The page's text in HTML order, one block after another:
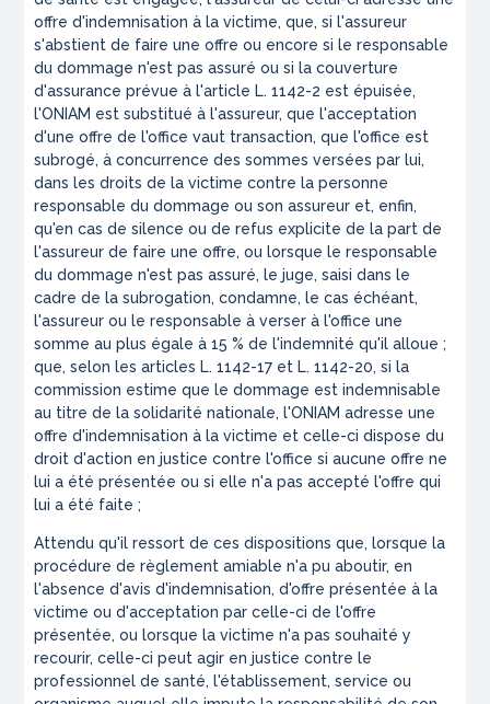
offre d'indemnisation à la victime, que, si l'assureur
s'abstient de faire une offre ou encore si le responsable
du dommage n'est pas assuré ou si la couverture
d'assurance prévue à l'article L. 1142-2 est épuisée,
l'ONIAM est substitué à l'assureur, que l'acceptation
d'une offre de l'office vaut transaction, que l'office est
subrogé, à concurrence des sommes versées par lui,
dans les droits de la victime contre la personne
responsable du dommage ou son assureur et, enfin,
qu'en cas de silence ou de refus explicite de la part de
l'assureur de faire une offre, ou lorsque le responsable
du dommage n'est pas assuré, le juge, saisi dans le
cadre de la subrogation, condamne, le cas échéant,
l'assureur ou le responsable à verser à l'office une
somme au plus égale à 15 % de l'indemnité qu'il alloue ;
que, selon les articles L. 1142-17 et L. 1142-20, si la
commission estime que le dommage est indemnisable
au titre de la solidarité nationale, l'ONIAM adresse une
offre d'indemnisation à la victime et celle-ci dispose du
droit d'action en justice contre l'office si aucune offre ne
lui a été présentée ou si elle n'a pas accepté l'offre qui
lui a été faite ;
Attendu qu'il ressort de ces dispositions que, lorsque la
procédure de règlement amiable n'a pu aboutir, en
l'absence d'avis d'indemnisation, d'offre présentée à la
victime ou d'acceptation par celle-ci de l'offre
présentée, ou lorsque la victime n'a pas souhaité y
recourir, celle-ci peut agir en justice contre le
professionnel de santé, l'établissement, service ou